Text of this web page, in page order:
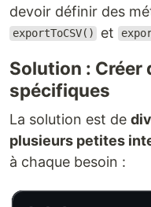
devoir définir des
exportToCSV() et
Solution : Créer
spécifiques
La solution est de
plusieurs petites
à chaque besoin :